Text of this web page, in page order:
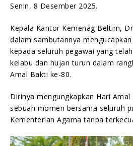
Senin, 8 Desember 2025.
Kepala Kantor Kemenag Beltim,
dalam sambutannya
kepada seluruh pegawai yang
kelabu dan hujan turun dalam
Amal Bakti ke-80.
Dirinya mengungkapkan Hari
sebuah momen bersama seluruh
Kementerian Agama tanpa